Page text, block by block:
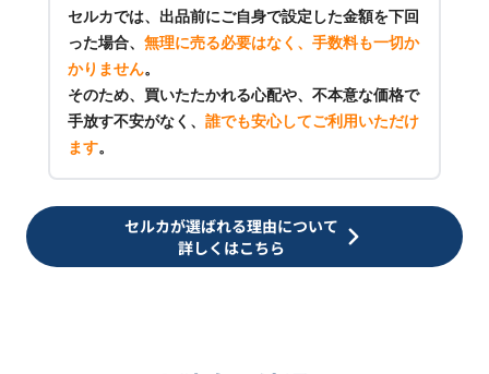
セルカでは、出品前にご自身で設定した金額を下回
った場合、 無理に売る必要はなく、手数料も一切か
かりません。
そのため、買いたたかれる心配や、不本意な価格で
手放す不安がなく、 誰でも安心してご利用いただけ
ます。
セルカが選ばれる理由について
詳しくはこちら